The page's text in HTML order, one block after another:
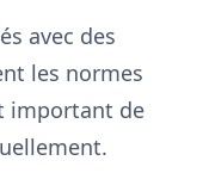
avec des
les normes
important de